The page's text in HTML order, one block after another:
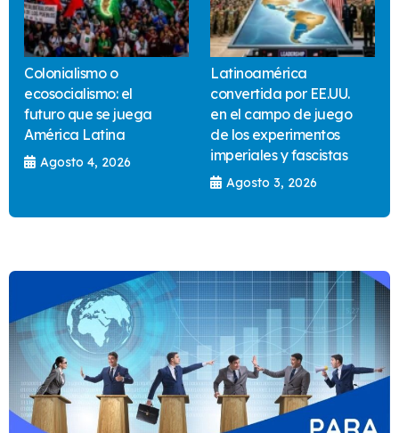
Colonialismo o
ecosocialismo: el
futuro que se juega
América Latina
Agosto 4, 2026
Latinoamérica
convertida por EE.UU.
en el campo de juego
de los experimentos
imperiales y fascistas
Agosto 3, 2026